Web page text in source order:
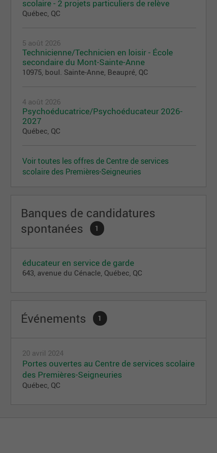
chose qui est extérieur à son milieu habituel.
Obligation ou nécessité morale de répondre, de se
porter garant de ses actions ou de celles des
autres.
scolaire - 2 projets particuliers de relève
Québec, QC
5 août 2026
Technicienne/Technicien en loisir - École
secondaire du Mont-Sainte-Anne
10975, boul. Sainte-Anne, Beaupré, QC
4 août 2026
Psychoéducatrice/Psychoéducateur 2026-
2027
Québec, QC
Voir toutes les offres de Centre de services
scolaire des Premières-Seigneuries
Banques de candidatures
spontanées
1
éducateur en service de garde
643, avenue du Cénacle, Québec, QC
Événements 1
20 avril 2024
Portes ouvertes au Centre de services scolaire
des Premières-Seigneuries
Québec, QC